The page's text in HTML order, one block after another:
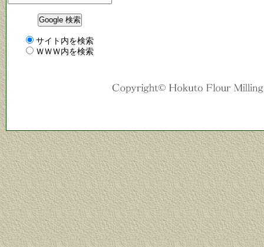
サイト内を検索
ＷＷＷ内を検索